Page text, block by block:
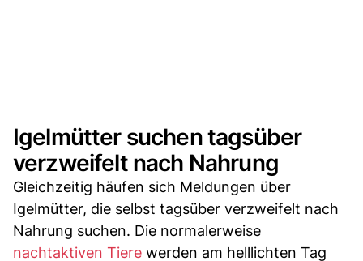
Igelmütter suchen tagsüber
verzweifelt nach Nahrung
Gleichzeitig häufen sich Meldungen über
Igelmütter, die selbst tagsüber verzweifelt nach
Nahrung suchen. Die normalerweise
nachtaktiven Tiere werden am helllichten Tag